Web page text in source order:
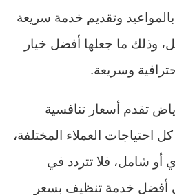
وتقديم خدمة سريعة
وذلك ما جعلها أفضل خيار
وسريعة.
تقدم أسعار تنافسية
احتياجات العملاء المختلفة،
شامل، فلا تتردد في
أفضل خدمة تنظيف بسعر